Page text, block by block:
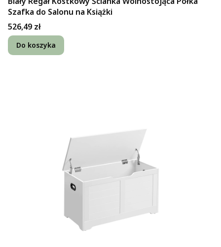
Szafka do Salonu na Książki
Cena
526,49 zł
Do koszyka